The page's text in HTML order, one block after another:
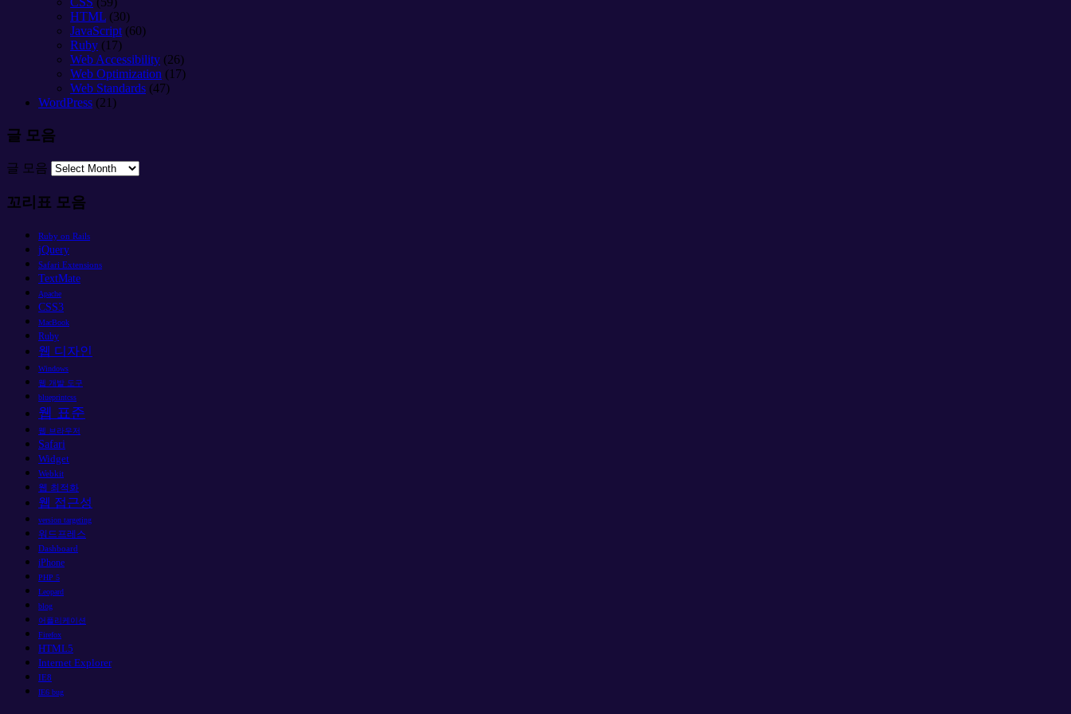
HTML (30)
JavaScript (60)
Ruby (17)
Web Accessibility (26)
Web Optimization (17)
Web Standards (47)
WordPress (21)
글 모음
글 모음
꼬리표 모음
Ruby on Rails
jQuery
Safari Extensions
TextMate
Apache
CSS3
MacBook
Ruby
웹 디자인
Windows
웹 개발 도구
blueprintcss
웹 표준
웹 브라우저
Safari
Widget
Webkit
웹 최적화
웹 접근성
version targeting
워드프레스
Dashboard
iPhone
PHP 5
Leopard
blog
어플리케이션
Firefox
HTML5
Internet Explorer
IE8
IE6 bug